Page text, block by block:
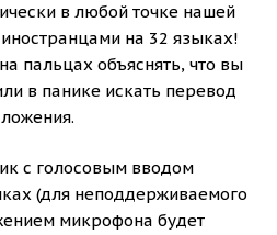
в любой точке нашей
на 32 языках!
пальцах объяснять, что вы
в панике искать перевод
с голосовым вводом
(для неподдерживаемого
микрофона будет